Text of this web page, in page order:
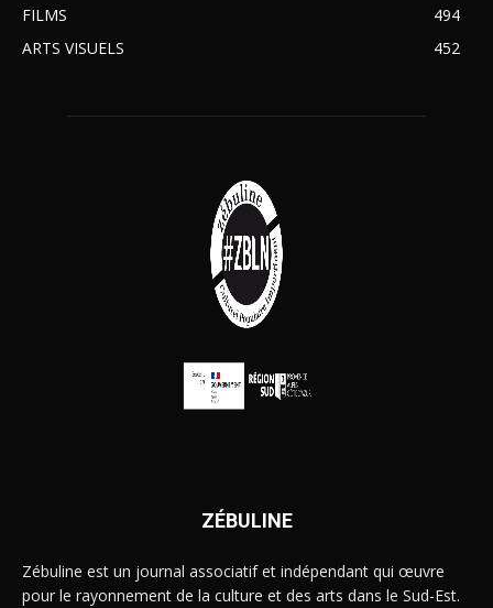
FILMS
494
ARTS VISUELS
452
ZÉBULINE
Zébuline est un journal associatif et indépendant qui œuvre
pour le rayonnement de la culture et des arts dans le Sud-Est.